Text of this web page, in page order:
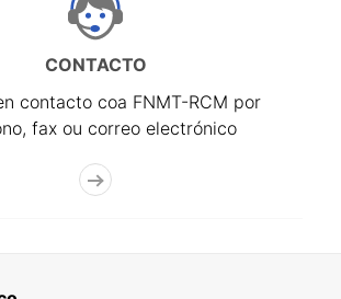
CONTACTO
contacto coa FNMT-RCM por
fax ou correo electrónico